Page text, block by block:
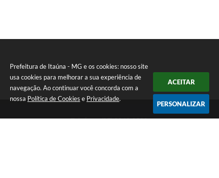
Prefeitura de Itaúna - MG e os cookies: nosso site
usa cookies para melhorar a sua experiência de
navegação. Ao continuar você concorda com a
nossa Política de Cookies e Privacidade.
ACEITAR
PERSONALIZAR
Telefone: (37) 3249-9500